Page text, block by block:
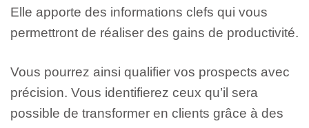
Elle apporte des informations clefs qui vous
permettront de réaliser des gains de productivité.
Vous pourrez ainsi qualifier vos prospects avec
précision. Vous identifierez ceux qu’il sera
possible de transformer en clients grâce à des